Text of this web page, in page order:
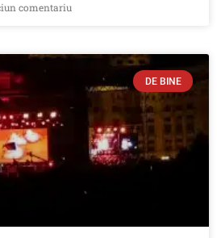
comentariu
DE BINE